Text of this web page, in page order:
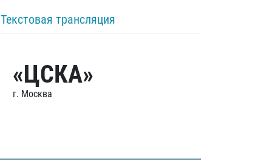
Текстовая трансляция
«ЦСКА»
г. Москва